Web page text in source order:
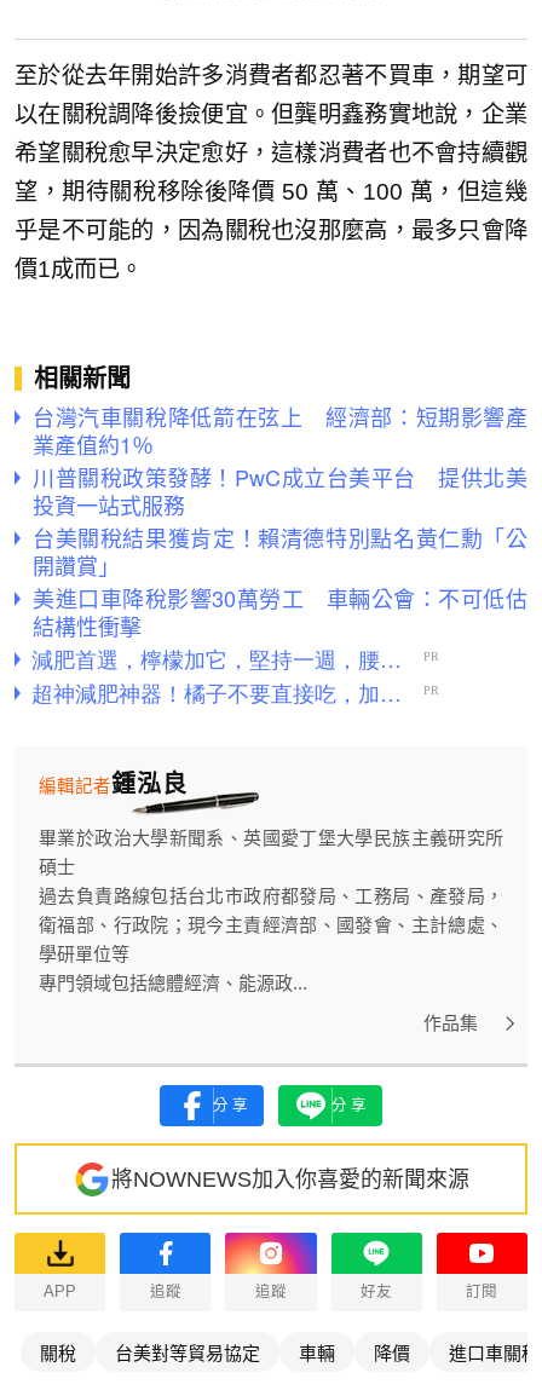
至於從去年開始許多消費者都忍著不買車，期望可
以在關稅調降後撿便宜。但龔明鑫務實地說，企業
希望關稅愈早決定愈好，這樣消費者也不會持續觀
望，期待關稅移除後降價 50 萬、100 萬，但這幾
乎是不可能的，因為關稅也沒那麼高，最多只會降
價1成而已。
相關新聞
台灣汽車關稅降低箭在弦上 經濟部：短期影響產
業產值約1％
川普關稅政策發酵！PwC成立台美平台 提供北美
投資一站式服務
台美關稅結果獲肯定！賴清德特別點名黃仁勳「公
開讚賞」
美進口車降稅影響30萬勞工 車輛公會：不可低估
結構性衝擊
鍾泓良
編輯記者
畢業於政治大學新聞系、英國愛丁堡大學民族主義研究所
碩士
過去負責路線包括台北市政府都發局、工務局、產發局，
衛福部、行政院；現今主責經濟部、國發會、主計總處、
學研單位等
專門領域包括總體經濟、能源政...
作品集
分享 分享
將NOWNEWS加入你喜愛的新聞來源
APP 追蹤 追蹤 好友 訂閱
關稅 台美對等貿易協定 車輛 降價 進口車關稅